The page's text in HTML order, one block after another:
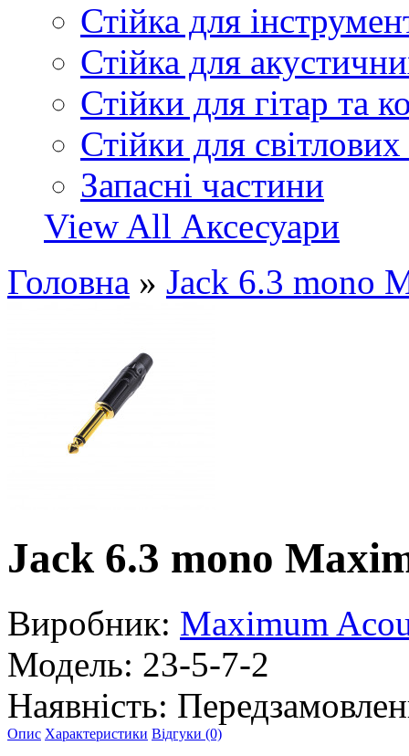
Стійка для
Стійка для
Стійки для гітар та
Стійки для
Запасні частини
View All Аксесуари
Головна » Jack 6.3 mono
Jack 6.3 mono
Виробник: Maximum
Модель: 23-5-7-2
Наявність:
Опис Характеристики Відгуки (0)